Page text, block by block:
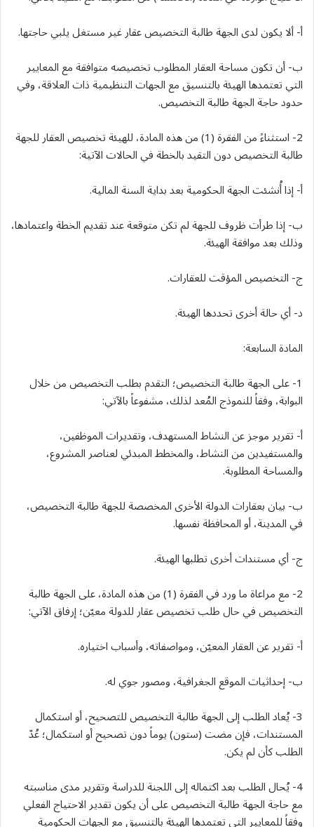
أ- ألا يكون لدى الجهة طالبة التخصيص عقار غير مستغل يلبي حاجتها.
ب- أن تكون مساحة العقار المطلوب تخصيصه متوافقة مع المعايير
التي تعتمدها الهيئة بالتنسيق مع الجهات التنظيمية ذات العلاقة، وفي
حدود حاجة الجهة طالبة التخصيص.
2- استثناءً من الفقرة (1) من هذه المادة، للهيئة تخصيص العقار للجهة
طالبة التخصيص دون التقيد بالخطة في الحالات الآتية:
أ- إذا أُنشئت الجهة الحكومية بعد بداية السنة المالية.
ب- إذا طرأت ظروف للجهة لم تكن متوقعة عند تقديم الخطة واعتمادها،
وذلك بعد موافقة الهيئة.
ج- التخصيص المؤقت للعقارات.
د- أي حالة أخرى تحددها الهيئة.
المادة السابعة:
1- على الجهة طالبة التخصيص؛ التقدم بطلب التخصيص من خلال
البوابة، وفقاً للنموذج المُعد لذلك، مشفوعاً بالآتي:
أ- تقرير موجز عن النشاط المستهدف، وتقديرات الموظفين،
والمستفيدين من النشاط، والمخطط المبدئي لعناصر المشروع،
والمساحة المطلوبة.
ب- بيان بعقارات الدولة الأخرى المخصصة للجهة طالبة التخصيص،
في المدينة، أو المحافظة نفسها.
ج- أي مستندات أخرى تطلبها الهيئة.
2- مع مراعاة ما ورد في الفقرة (1) من هذه المادة، على الجهة طالبة
التخصيص في حال طلب تخصيص عقار للدولة معيّن؛ إرفاق الآتي:
أ- تقرير عن العقار المعيّن، ومواصفاته، وأسباب اختياره.
ب- إحداثيات الموقع الجغرافية، ومصور جوي له.
3- يُعاد الطلب إلى الجهة طالبة التخصيص للتصحيح، أو استكمال
المستندات، فإن مضت (ستون) يوماً دون تصحيح أو استكمال؛ عُدّ
الطلب كأن لم يكن.
4- يُحال الطلب بعد اكتماله إلى اللجنة للدراسة وتقرير مدى مناسبته
مع حاجة الجهة طالبة التخصيص على أن يكون تقدير الاحتياج الفعلي
وفقاً للمعايير التي تعتمدها الهيئة بالتنسيق مع الجهات الحكومية